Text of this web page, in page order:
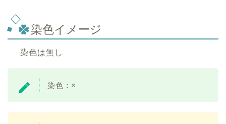
染色イメージ
染色は無し
染色： ×